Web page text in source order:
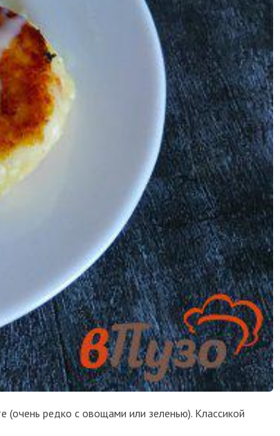
редко с овощами или зеленью). Классикой